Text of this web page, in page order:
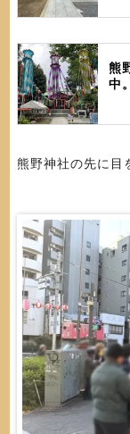
熊
中
熊野神社の先に目